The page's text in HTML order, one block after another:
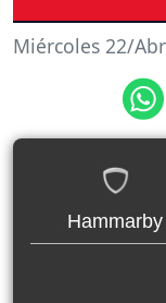
Miércoles 22/
Hammarby